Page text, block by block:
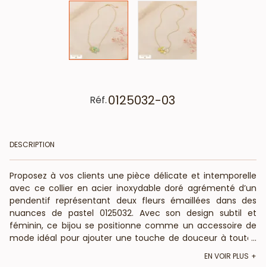
Réf.0125032-03
DESCRIPTION
Proposez à vos clients une pièce délicate et intemporelle
avec ce collier en acier inoxydable doré agrémenté d’un
pendentif représentant deux fleurs émaillées dans des
nuances de pastel 0125032. Avec son design subtil et
féminin, ce bijou se positionne comme un accessoire de
mode idéal pour ajouter une touche de douceur à toutes
...
EN VOIR PLUS